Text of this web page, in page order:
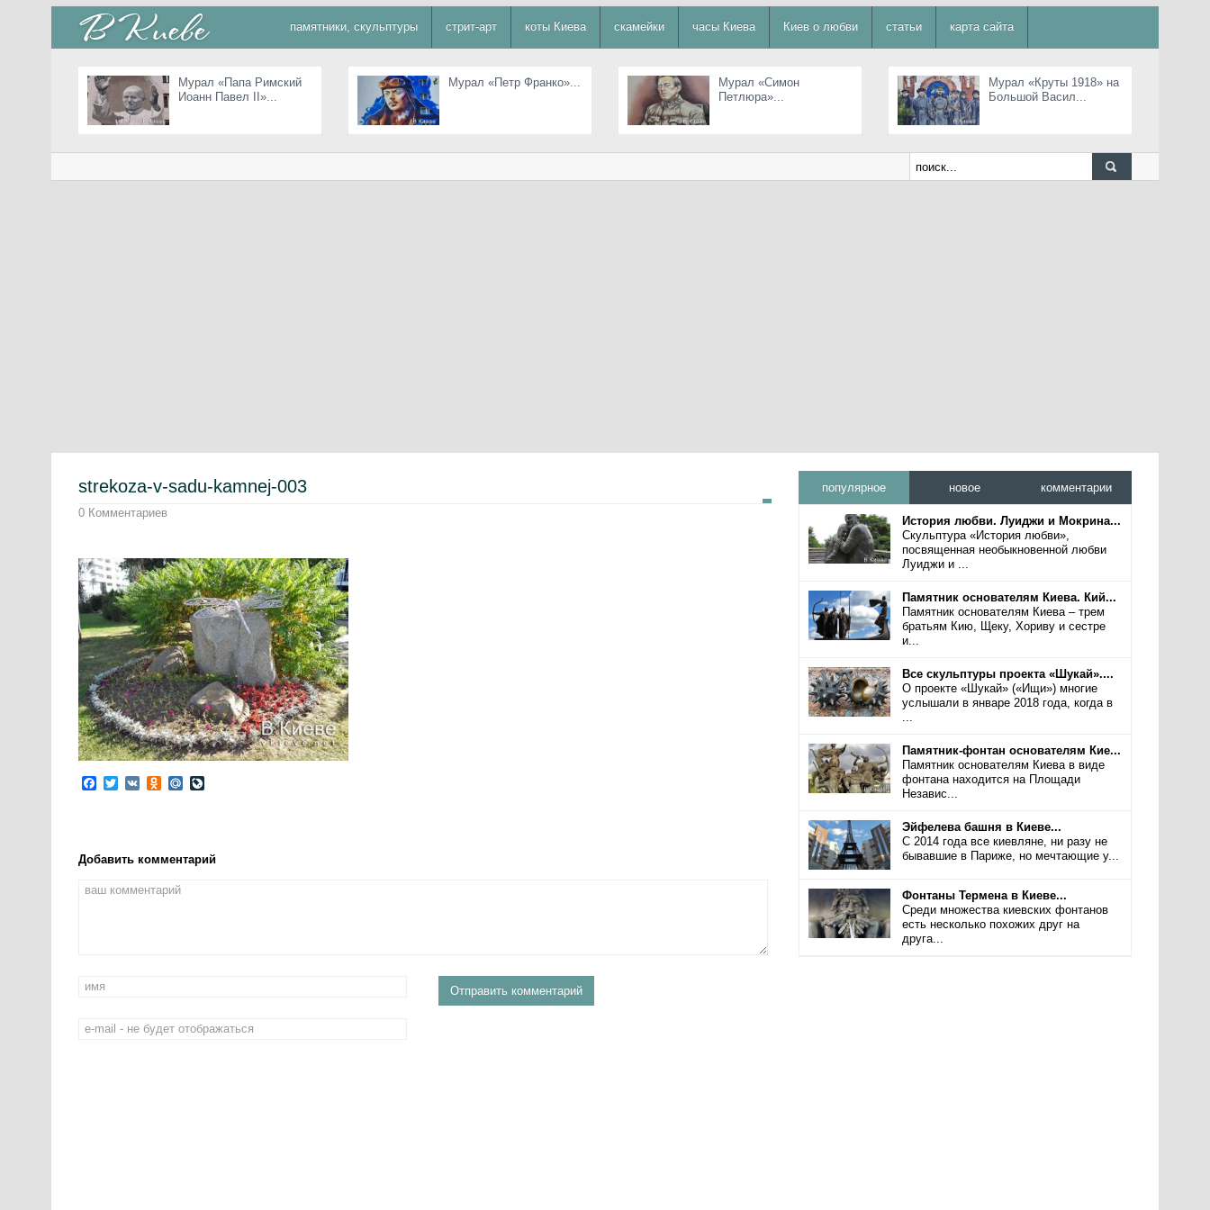
памятники, скульптуры стрит-арт коты Киева скамейки часы Киева Киев о любви статьи карта сайта
Мурал «Папа Римский
Иоанн Павел II»...
Мурал «Петр Франко»...
Мурал «Симон
Петлюра»...
Мурал «Круты 1918» на
Большой Васил...
strekoza-v-sadu-kamnej-003
0 Комментариев
Facebook
Twitter
VK Odnoklassniki
Mail.Ru
Добавить комментарий
популярное новое комментарии
История любви. Луиджи и Мокрина...
Скульптура «История любви»,
посвященная необыкновенной любви
Луиджи и ...
Памятник основателям Киева. Кий...
Памятник основателям Киева – трем
братьям Кию, Щеку, Хориву и сестре
и...
Все скульптуры проекта «Шукай»....
О проекте «Шукай» («Ищи») многие
услышали в январе 2018 года, когда в
...
Памятник-фонтан основателям Кие...
Памятник основателям Киева в виде
фонтана находится на Площади
Независ...
Эйфелева башня в Киеве...
С 2014 года все киевляне, ни разу не
бывавшие в Париже, но мечтающие у...
Фонтаны Термена в Киеве...
Среди множества киевских фонтанов
есть несколько похожих друг на
друга...